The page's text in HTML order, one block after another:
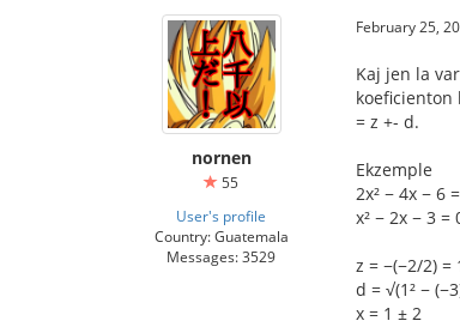
nornen
55
User's profile
Country: Guatemala
Messages: 3529
February 25,
Kaj jen la
koeficienton
= z +- d.
Ekzemple
2x² − 4x − 6
x² − 2x − 3 =
z = −(−2/2) =
d = √(1² −
x = 1 ± 2